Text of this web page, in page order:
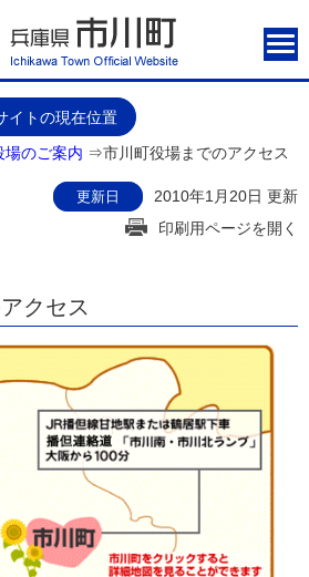
イトの現在位置
場のご案内 ⇒市川町役場までのアクセス
更新日
2010年1月20日 更新
印刷用ページを開く
クセス